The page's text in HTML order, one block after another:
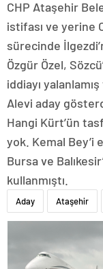
CHP Ataşehir
istifası ve yerine
sürecinde
Özgür Özel,
iddiayı
Alevi aday
Hangi Kürt’ün
yok. Kemal Bey’i
Bursa ve
kullanmıştı.
Aday Ataşehir